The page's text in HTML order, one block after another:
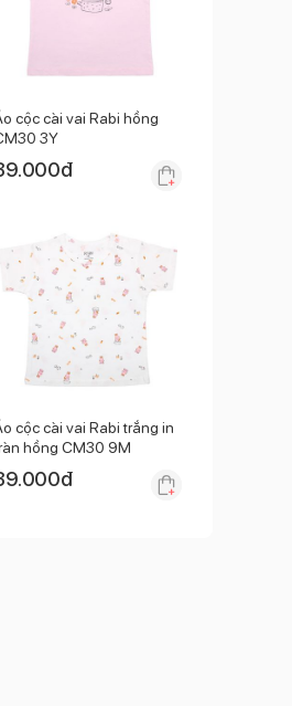
cộc cài vai Rabi hồng
3Y
đ
cộc cài vai Rabi trắng in
hồng CM30 9M
đ